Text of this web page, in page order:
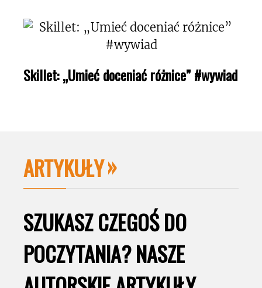
Skillet: „Umieć doceniać różnice” #wywiad
ARTYKUŁY
SZUKASZ CZEGOŚ DO
POCZYTANIA? NASZE